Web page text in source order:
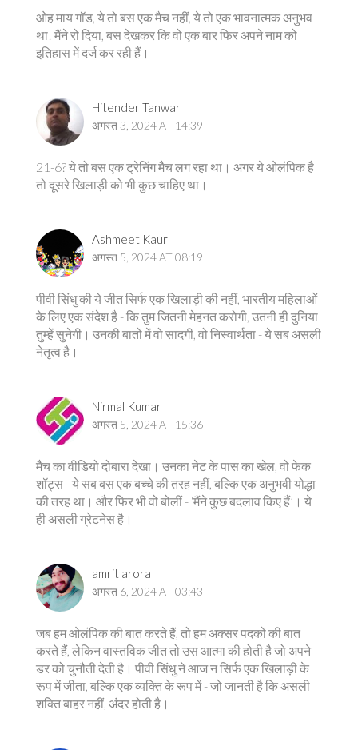
ओह माय गॉड, ये तो बस एक मैच नहीं, ये तो एक भावनात्मक अनुभव
था! मैंने रो दिया, बस देखकर कि वो एक बार फिर अपने नाम को
इतिहास में दर्ज कर रही हैं।
Hitender Tanwar
अगस्त 3, 2024 AT 14:39
21-6? ये तो बस एक ट्रेनिंग मैच लग रहा था। अगर ये ओलंपिक है
तो दूसरे खिलाड़ी को भी कुछ चाहिए था।
Ashmeet Kaur
अगस्त 5, 2024 AT 08:19
पीवी सिंधु की ये जीत सिर्फ एक खिलाड़ी की नहीं, भारतीय महिलाओं
के लिए एक संदेश है - कि तुम जितनी मेहनत करोगी, उतनी ही दुनिया
तुम्हें सुनेगी। उनकी बातों में वो सादगी, वो निस्वार्थता - ये सब असली
नेतृत्व है।
Nirmal Kumar
अगस्त 5, 2024 AT 15:36
मैच का वीडियो दोबारा देखा। उनका नेट के पास का खेल, वो फेक
शॉट्स - ये सब बस एक बच्चे की तरह नहीं, बल्कि एक अनुभवी योद्धा
की तरह था। और फिर भी वो बोलीं - ‘मैंने कुछ बदलाव किए हैं’। ये
ही असली ग्रेटनेस है।
amrit arora
अगस्त 6, 2024 AT 03:43
जब हम ओलंपिक की बात करते हैं, तो हम अक्सर पदकों की बात
करते हैं, लेकिन वास्तविक जीत तो उस आत्मा की होती है जो अपने
डर को चुनौती देती है। पीवी सिंधु ने आज न सिर्फ एक खिलाड़ी के
रूप में जीता, बल्कि एक व्यक्ति के रूप में - जो जानती है कि असली
शक्ति बाहर नहीं, अंदर होती है।